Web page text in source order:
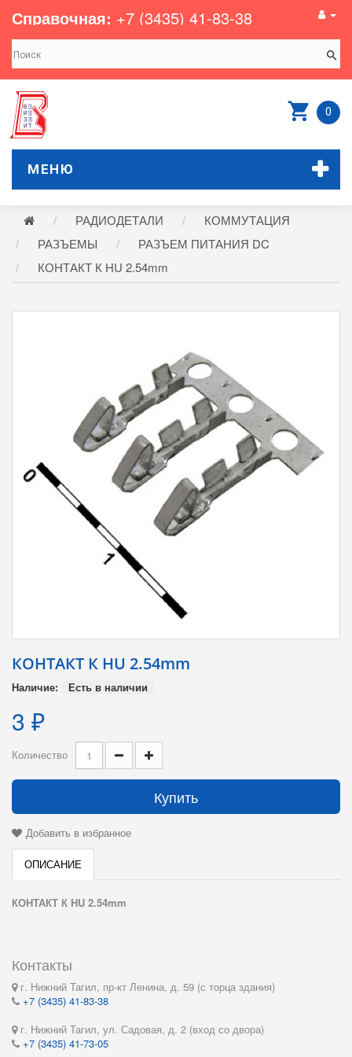
Справочная: +7 (3435) 41-83-38
0
МЕНЮ
РАДИОДЕТАЛИ
КОММУТАЦИЯ
РАЗЪЕМЫ
РАЗЪЕМ ПИТАНИЯ DC
КОНТАКТ К HU 2.54mm
КОНТАКТ К HU 2.54mm
Наличие: Есть в наличии
3 ₽
Количество
Купить
Добавить в избранное
ОПИСАНИЕ
КОНТАКТ К HU 2.54mm
Контакты
г. Нижний Тагил, пр-кт Ленина, д. 59 (с торца здания)
+7 (3435) 41-83-38
г. Нижний Тагил, ул. Садовая, д. 2 (вход со двора)
+7 (3435) 41-73-05